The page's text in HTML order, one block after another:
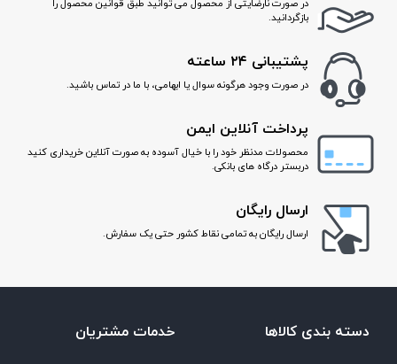
و در هر جمعی بدرخشید!در صورت نارضایتی از محصول می توانید طبق قوانین محصول را
بازگردانید.
پشتیبانی ۲۴ ساعته
در صورت وجود هرگونه سوال یا ابهامی، با ما در تماس باشید.
پرداخت آنلاین ایمن
محصولات مدنظر خود را با خیال آسوده به صورت آنلاین خریداری کنید
دربستر درگاه های بانکی.
ارسال رایگان
ارسال رایگان به تمامی نقاط کشور حتی یک سفارش.
دسته بندی کالاها خدمات مشتریان